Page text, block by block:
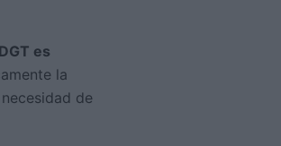
es
la
de